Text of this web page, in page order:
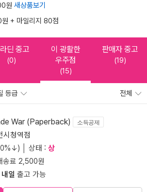
원 새상품보기
+ 마일리지 80점
딘 중고
(0)
이 광활한
우주점
(15)
판매자 중고
(19)
등급 전체
War (Paperback) 소득공제
시청역점
│ 상태 : 상
송료 2,500원
내일 출고 가능